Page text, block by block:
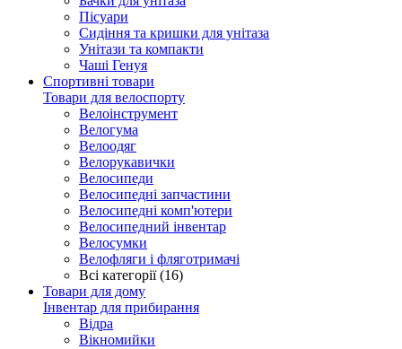
Пісуари
Сидіння та кришки для унітаза
Унітази та компакти
Чаші Генуя
Спортивні товари
Товари для велоспорту
Велоінструмент
Велогума
Велоодяг
Велорукавички
Велосипеди
Велосипедні запчастини
Велосипедні комп'ютери
Велосипедний інвентар
Велосумки
Велофляги і фляготримачі
Всі категорії (16)
Товари для дому
Інвентар для прибирання
Відра
Вікномийки